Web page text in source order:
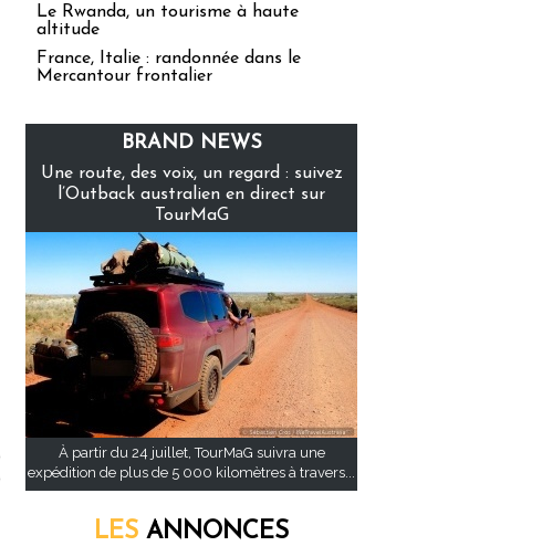
Le Rwanda, un tourisme à haute
altitude
France, Italie : randonnée dans le
Mercantour frontalier
BRAND NEWS
Une route, des voix, un regard : suivez
l’Outback australien en direct sur
TourMaG
À partir du 24 juillet, TourMaG suivra une
expédition de plus de 5 000 kilomètres à travers...
LES ANNONCES